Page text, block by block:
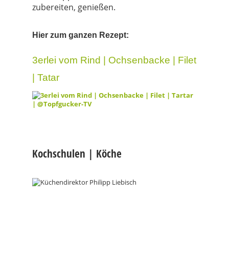
zubereiten, genießen.
Hier zum ganzen Rezept:
3erlei vom Rind | Ochsenbacke | Filet
| Tatar
Kochschulen | Köche